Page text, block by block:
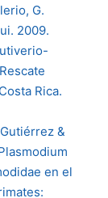
G.
2009.
Rica.
&
en el